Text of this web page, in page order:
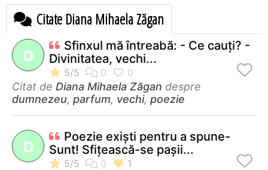
Citate Diana Mihaela Zăgan
D
Sfinxul mă întreabă: - Ce cauţi? -
Divinitatea, vechi...
Citat de Diana Mihaela Zăgan despre
dumnezeu, parfum, vechi, poezie
D
Poezie exişti pentru a spune-
Sunt! Sfiţească-se paşii...